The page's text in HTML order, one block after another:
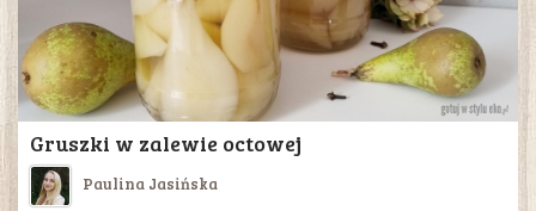
Gruszki w zalewie octowej
Paulina Jasińska